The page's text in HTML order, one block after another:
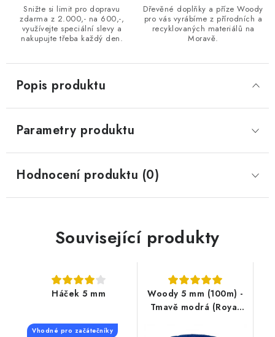
Snižte si limit pro dopravu
zdarma z 2.000,- na 600,-,
využívejte speciální slevy a
nakupujte třeba každý den.
Dřevěné doplňky a příze Woody
pro vás vyrábíme z přírodních a
recyklovaných materiálů na
Moravě.
Popis produktu
Parametry produktu
Hodnocení produktu (0)
Související produkty
Háček 5 mm
Vhodné pro začátečníky
Woody 5 mm (100m) -
Tmavě modrá (Royal